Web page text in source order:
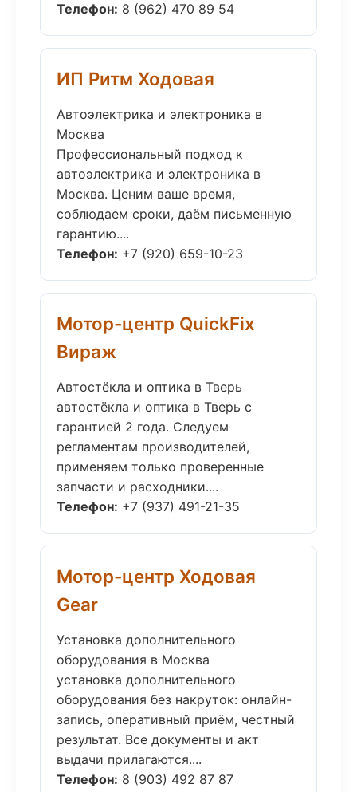
Телефон: 8 (962) 470 89 54
ИП Ритм Ходовая
Автоэлектрика и электроника в
Москва
Профессиональный подход к
автоэлектрика и электроника в
Москва. Ценим ваше время,
соблюдаем сроки, даём письменную
гарантию....
Телефон: +7 (920) 659-10-23
Мотор-центр QuickFix
Вираж
Автостёкла и оптика в Тверь
автостёкла и оптика в Тверь с
гарантией 2 года. Следуем
регламентам производителей,
применяем только проверенные
запчасти и расходники....
Телефон: +7 (937) 491-21-35
Мотор-центр Ходовая
Gear
Установка дополнительного
оборудования в Москва
установка дополнительного
оборудования без накруток: онлайн-
запись, оперативный приём, честный
результат. Все документы и акт
выдачи прилагаются....
Телефон: 8 (903) 492 87 87